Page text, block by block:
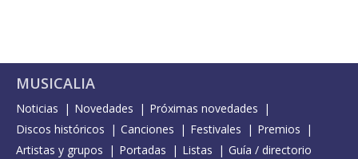
MUSICALIA
Noticias Novedades
Próximas novedades
Discos históricos
Canciones Festivales
Premios
Artistas y grupos
Portadas Listas Guía / directorio